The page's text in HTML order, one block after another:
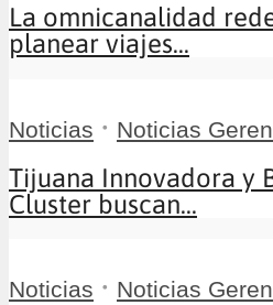
La omnicanalidad
planear viajes...
Noticias • Noticias
Tijuana Innovadora y
Cluster buscan...
Noticias • Noticias